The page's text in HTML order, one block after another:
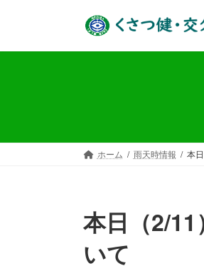
ッ
移
ホーム 雨天時情報 本
本日（2/
いて